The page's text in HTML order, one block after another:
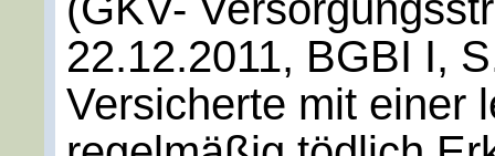
22.12.2011, BGBI I,
Versicherte mit einer